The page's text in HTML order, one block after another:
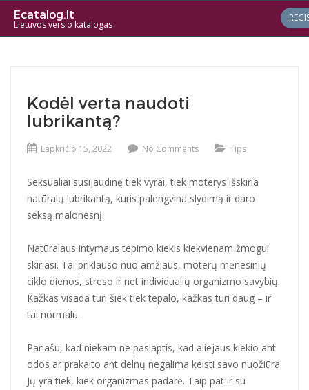
Ecatalog.lt
Lietuvos verslo katalogas
Kodėl verta naudoti
lubrikantą?
Lapkričio 15, 2022 No Comments Tips
Seksualiai susijaudinę tiek vyrai, tiek moterys išskiria
natūralų lubrikantą, kuris palengvina slydimą ir daro
seksą malonesnį.
Natūralaus intymaus tepimo kiekis kiekvienam žmogui
skiriasi. Tai priklauso nuo amžiaus, moterų mėnesinių
ciklo dienos, streso ir net individualių organizmo savybių.
Kažkas visada turi šiek tiek tepalo, kažkas turi daug – ir
tai normalu.
Panašu, kad niekam ne paslaptis, kad aliejaus kiekio ant
odos ar prakaito ant delnų negalima keisti savo nuožiūra.
Jų yra tiek, kiek organizmas padarė. Taip pat ir su